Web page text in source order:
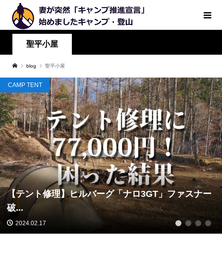
聖平小屋
blog 聖平小屋
CAMP TENT
【テント修理】ヒルバーグ「ナロ3GT」ファスナー
破...
2024.02.17 1 2 3 4